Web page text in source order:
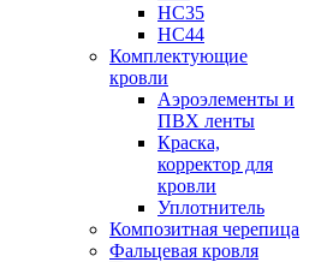
НС35
НС44
Комплектующие
кровли
Аэроэлементы и
ПВХ ленты
Краска,
корректор для
кровли
Уплотнитель
Композитная черепица
Фальцевая кровля